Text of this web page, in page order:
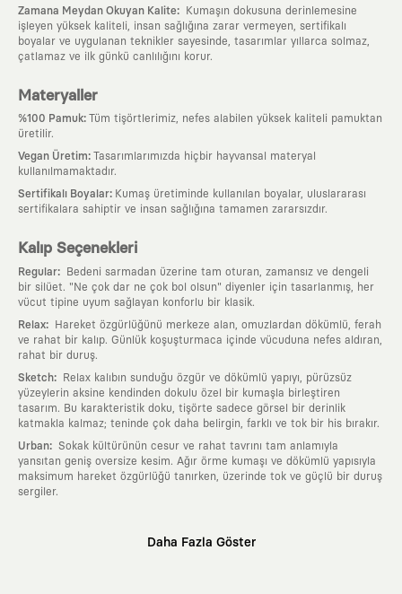
Zamana Meydan Okuyan Kalite:
Kumaşın dokusuna derinlemesine
işleyen yüksek kaliteli, insan sağlığına zarar vermeyen, sertifikalı
boyalar ve uygulanan teknikler sayesinde, tasarımlar yıllarca solmaz,
çatlamaz ve ilk günkü canlılığını korur.
Materyaller
%100 Pamuk: Tüm tişörtlerimiz, nefes alabilen yüksek kaliteli pamuktan
üretilir.
Vegan Üretim: Tasarımlarımızda hiçbir hayvansal materyal
kullanılmamaktadır.
Sertifikalı Boyalar: Kumaş üretiminde kullanılan boyalar, uluslararası
sertifikalara sahiptir ve insan sağlığına tamamen zararsızdır.
Kalıp Seçenekleri
Regular:
Bedeni sarmadan üzerine tam oturan, zamansız ve dengeli
bir silüet. "Ne çok dar ne çok bol olsun" diyenler için tasarlanmış, her
vücut tipine uyum sağlayan konforlu bir klasik.
Relax:
Hareket özgürlüğünü merkeze alan, omuzlardan dökümlü, ferah
ve rahat bir kalıp. Günlük koşuşturmaca içinde vücuduna nefes aldıran,
rahat bir duruş.
Sketch:
Relax kalıbın sunduğu özgür ve dökümlü yapıyı, pürüzsüz
yüzeylerin aksine kendinden dokulu özel bir kumaşla birleştiren
tasarım. Bu karakteristik doku, tişörte sadece görsel bir derinlik
katmakla kalmaz; teninde çok daha belirgin, farklı ve tok bir his bırakır.
Urban: Sokak kültürünün cesur ve rahat tavrını tam anlamıyla
yansıtan geniş oversize kesim. Ağır örme kumaşı ve dökümlü yapısıyla
maksimum hareket özgürlüğü tanırken, üzerinde tok ve güçlü bir duruş
sergiler.
Daha Fazla Göster